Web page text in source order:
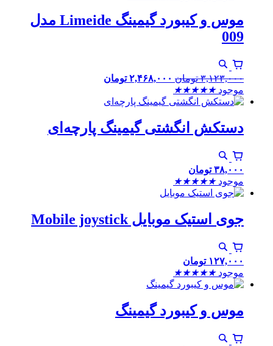
موس و کیبورد گیمینگ Limeide مدل
009
۳,۱۲۳,۰۰۰ تومان ۲,۴۶۸,۰۰۰ تومان
موجود ★
★
★
★
★
دستکش انگشتی گیمینگ پارچه‌ای
۳۸,۰۰۰ تومان
موجود ★
★
★
★
★
جوی استیک موبایل Mobile joystick
۱۲۷,۰۰۰ تومان
موجود ★
★
★
★
★
موس و کیبورد گیمینگ